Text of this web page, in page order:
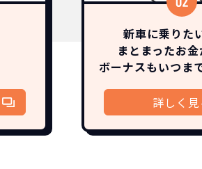
新車に乗りた
まとまったお金
ボーナスもいつま
詳しく見